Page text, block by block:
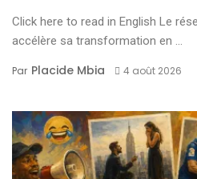
Click here to read in English Le
accélère sa transformation en ...
Par Placide Mbia 4 août 2026